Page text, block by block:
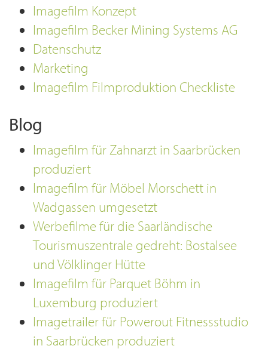
Imagefilm Konzept
Imagefilm Becker Mining Systems AG
Datenschutz
Marketing
Imagefilm Filmproduktion Checkliste
Blog
Imagefilm für Zahnarzt in Saarbrücken
produziert
Imagefilm für Möbel Morschett in
Wadgassen umgesetzt
Werbefilme für die Saarländische
Tourismuszentrale gedreht: Bostalsee
und Völklinger Hütte
Imagefilm für Parquet Böhm in
Luxemburg produziert
Imagetrailer für Powerout Fitnessstudio
in Saarbrücken produziert